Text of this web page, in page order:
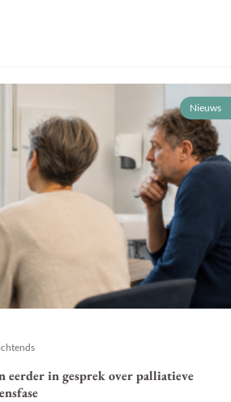
Nieuws
eerder in gesprek over palliatieve